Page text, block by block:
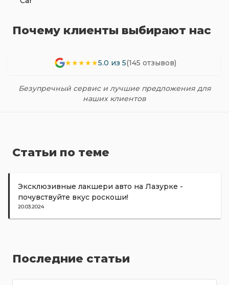
Почему клиенты выбирают нас
★★★★★5.0 из 5(145 отзывов)
Безупречный сервис и лучшие предложения для
наших клиентов
Статьи по теме
Эксклюзивные лакшери авто на Лазурке -
почувствуйте вкус роскоши!
20.03.2024
Последние статьи